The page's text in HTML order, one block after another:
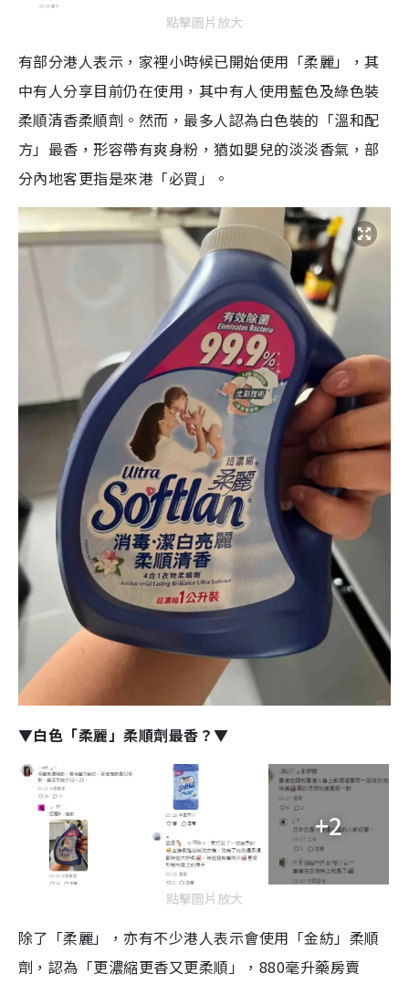
點擊圖片放大
有部分港人表示，家裡小時候已開始使用「柔麗」，其
中有人分享目前仍在使用，其中有人使用藍色及綠色裝
柔順清香柔順劑。然而，最多人認為白色裝的「溫和配
方」最香，形容帶有爽身粉，猶如嬰兒的淡淡香氣，部
分內地客更指是來港「必買」。
▼白色「柔麗」柔順劑最香？▼
+2
點擊圖片放大
除了「柔麗」，亦有不少港人表示會使用「金紡」柔順
劑，認為「更濃縮更香又更柔順」，880毫升藥房賣